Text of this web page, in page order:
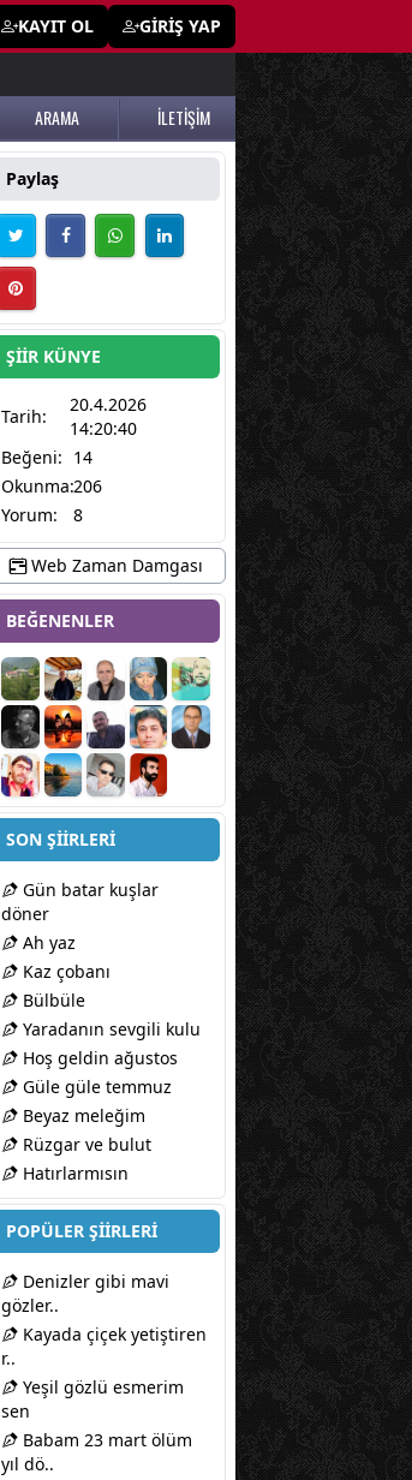
KAYIT OL GİRİŞ YAP
ARAMA İLETİŞİM
Paylaş
ŞİİR KÜNYE
Tarih:
20.4.2026
14:20:40
Beğeni: 14
Okunma:206
Yorum:
8
Web Zaman Damgası
BEĞENENLER
SON ŞİİRLERİ
Gün batar kuşlar
döner
Ah yaz
Kaz çobanı
Bülbüle
Yaradanın sevgili kulu
Hoş geldin ağustos
Güle güle temmuz
Beyaz meleğim
Rüzgar ve bulut
Hatırlarmısın
POPÜLER ŞİİRLERİ
Denizler gibi mavi
gözler..
Kayada çiçek yetiştiren
r..
Yeşil gözlü esmerim
sen
Babam 23 mart ölüm
yıl dö..